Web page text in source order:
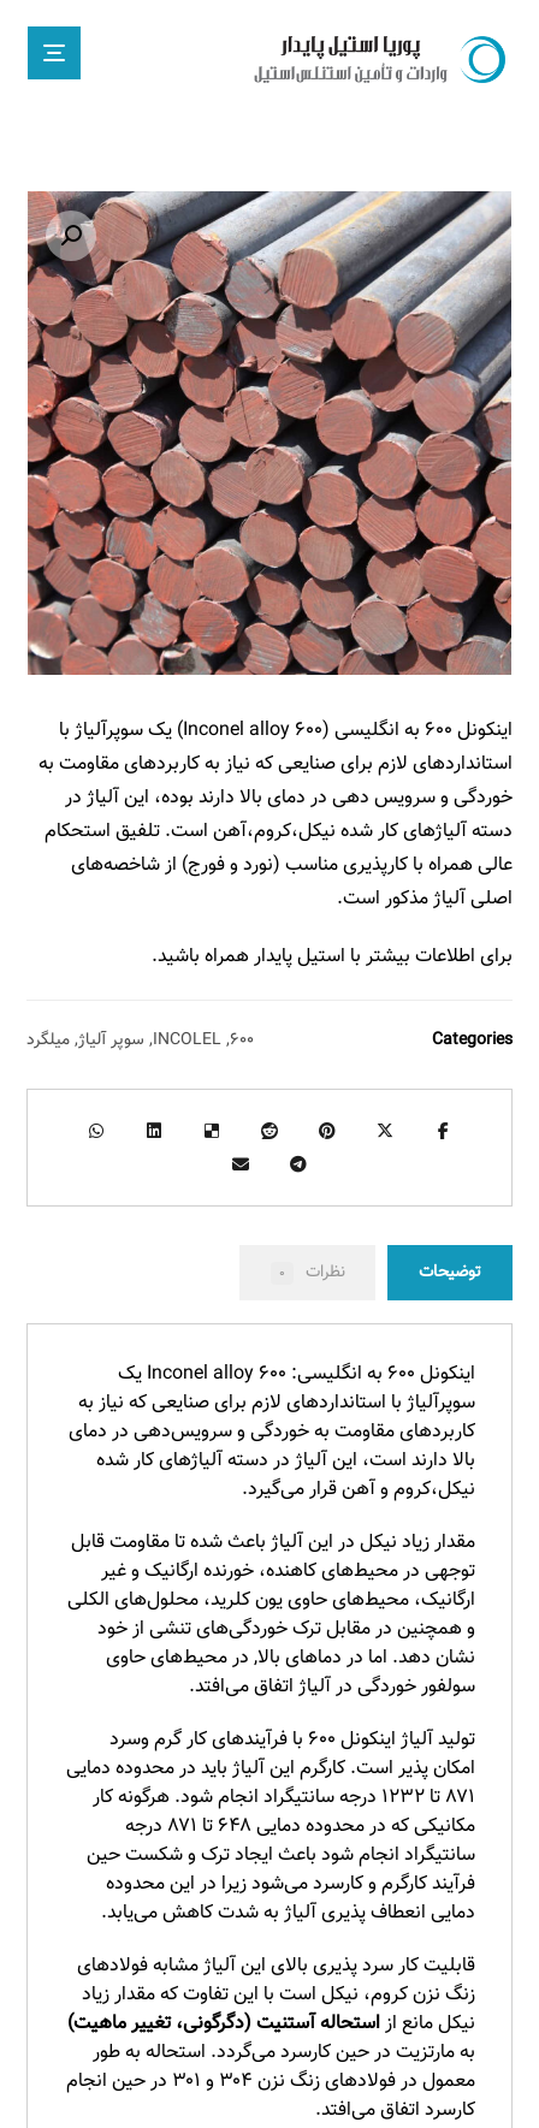
Enlarge the image
اینکونل ۶۰۰ به انگلیسی (Inconel alloy ۶۰۰) یک سوپرآلیاژ با
استانداردهای لازم برای صنایعی که نیاز به کاربردهای مقاومت به
خوردگی و سرویس دهی در دمای بالا دارند بوده، این آلیاژ در
دسته آلیاژهای کار شده نیکل،کروم،آهن است. تلفیق استحکام
عالی همراه با کارپذیری مناسب (نورد و فورج) از شاخصه‌های
اصلی آلیاژ مذکور است.
برای اطلاعات بیشتر با استیل پایدار همراه باشید.
Categories ۶۰۰,
INCOLEL
, سوپر آلیاژ,میلگرد
توضیحات نظرات ۰
اینکونل ۶۰۰ به انگلیسی: Inconel alloy ۶۰۰ یک
سوپرآلیاژ با استانداردهای لازم برای صنایعی که نیاز به
کاربردهای مقاومت به خوردگی و سرویس­‌دهی در دمای
بالا دارند است، این آلیاژ در دسته آلیاژهای کار شده
نیکل،کروم و آهن قرار می‌گیرد.
مقدار زیاد نیکل در این آلیاژ باعث شده تا مقاومت قابل
توجهی در محیط‌های کاهنده، خورنده ارگانیک و غیر
ارگانیک، محیط‌های حاوی یون کلرید، محلول‌های الکلی
و همچنین در مقابل ترک خوردگی‌های تنشی از خود
نشان دهد. اما در دماهای بالا, در محیط‌های حاوی
سولفور خوردگی در آلیاژ اتفاق می‌افتد.
تولید آلیاژ اینکونل ۶۰۰ با فرآیندهای کار گرم وسرد
امکان پذیر است. کارگرم این آلیاژ باید در محدوده دمایی
۸۷۱ تا ۱۲۳۲ درجه سانتیگراد انجام شود. هرگونه کار
مکانیکی که در محدوده دمایی ۶۴۸ تا ۸۷۱ درجه
سانتیگراد انجام شود باعث ایجاد ترک و شکست حین
فرآیند کارگرم و کارسرد می‌شود زیرا در این محدوده
دمایی انعطاف پذیری آلیاژ به شدت کاهش می‌یابد.
قابلیت کار سرد پذیری بالای این آلیاژ مشابه فولادهای
زنگ نزن کروم، نیکل است با این تفاوت که مقدار زیاد
نیکل مانع ازاستحاله آستنیت (دگرگونی، تغییر ماهیت)
به مارتزیت در حین کارسرد می‌گردد. استحاله به طور
معمول در فولادهای زنگ نزن ۳۰۴ و ۳۰۱ در حین انجام
کارسرد اتفاق می‌افتد.